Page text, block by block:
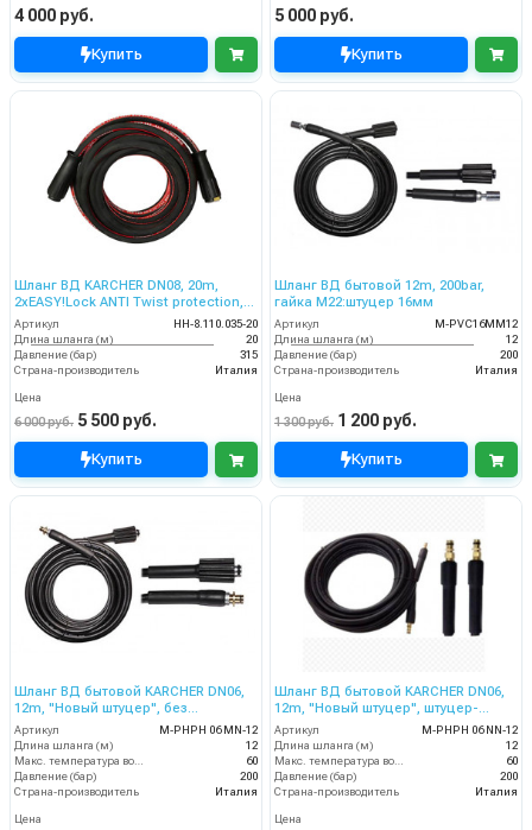
4 000 руб.
Купить
5 000 руб.
Купить
Шланг ВД KARCHER DN08, 20m,
2хEASY!Lock ANTI Twist protection,
315bar
Артикул
HH-8.110.035-20
Длина шланга (м)
20
Давление (бар)
315
Страна-производитель
Италия
Цена
6 000 руб. 5 500 руб.
Купить
Шланг ВД бытовой 12m, 200bar,
гайка M22:штуцер 16мм
Артикул
M-PVC16MM12
Длина шланга (м)
12
Давление (бар)
200
Страна-производитель
Италия
Цена
1 300 руб. 1 200 руб.
Купить
Шланг ВД бытовой KARCHER DN06,
12m, "Новый штуцер", без
подшипника, 60 °C, 200bar,. гайка
M22:штуцер 8,8
Артикул
M-PHPH 06 MN-12
Длина шланга (м)
12
60
Давление (бар)
200
Страна-производитель
Италия
Цена
Шланг ВД бытовой KARCHER DN06,
12m, "Новый штуцер", штуцер-
штуцер без подшипника, 60 °C,
200bar, штуцер8,8:штуцер8,8
Артикул
M-PHPH 06 NN-12
Длина шланга (м)
12
60
Давление (бар)
200
Страна-производитель
Италия
Цена